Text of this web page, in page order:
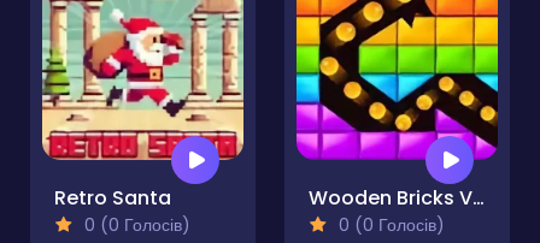
Retro Santa
0 (0 Голосів)
Wooden Bricks Vs Balls
0 (0 Голосів)